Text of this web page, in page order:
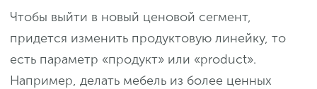
Чтобы выйти в новый ценовой сегмент,
придется изменить продуктовую линейку, то
есть параметр «продукт» или «product».
Например, делать мебель из более ценных